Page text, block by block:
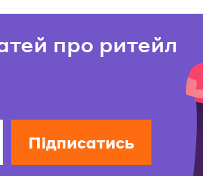
про ритейл
Підписатись